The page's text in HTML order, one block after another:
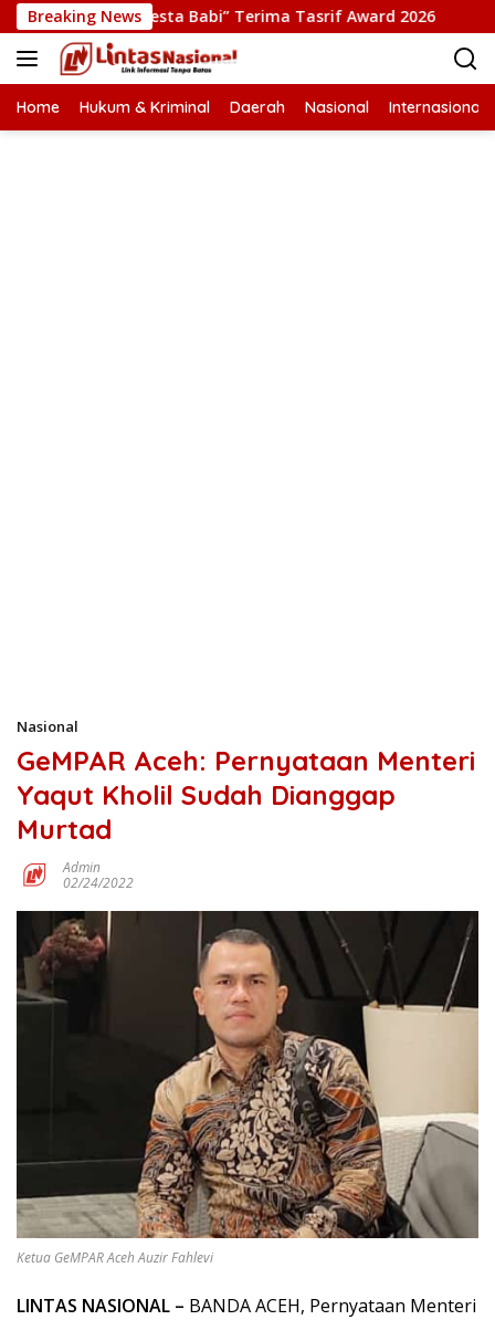
Langsung
ke
konten
Breaking News
Film “Pesta Babi” Terima Tasrif Award 2026
Home Hukum & Kriminal Daerah Nasional Internasional
Nasional
GeMPAR Aceh: Pernyataan Menteri
Yaqut Kholil Sudah Dianggap
Murtad
Admin
02/24/2022
Ketua GeMPAR Aceh Auzir Fahlevi
LINTAS NASIONAL – BANDA ACEH, Pernyataan Menteri